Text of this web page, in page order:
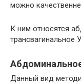
можно
К ним относятся
трансвагинальное
Данный вид